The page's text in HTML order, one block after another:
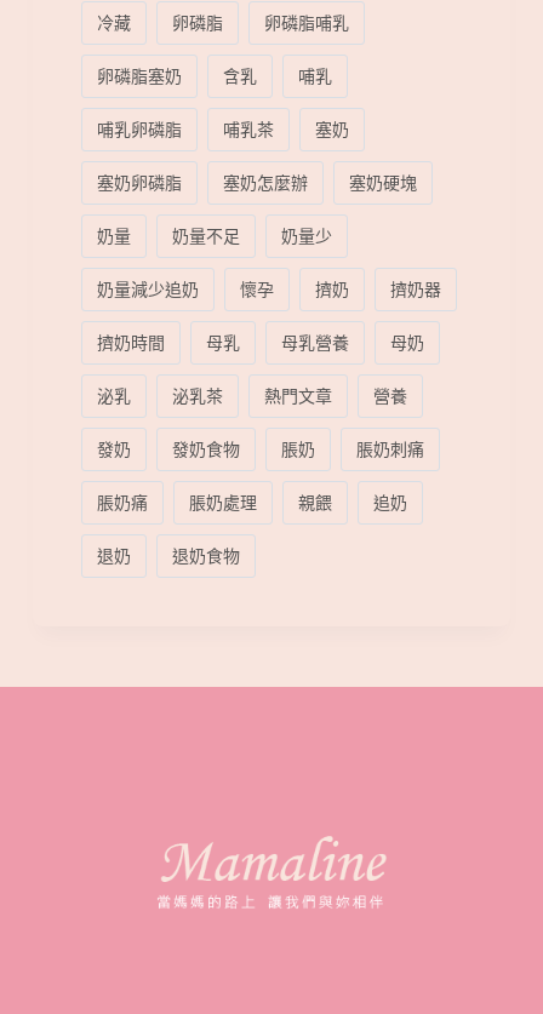
冷藏
卵磷脂
卵磷脂哺乳
卵磷脂塞奶
含乳
哺乳
哺乳卵磷脂
哺乳茶
塞奶
塞奶卵磷脂
塞奶怎麼辦
塞奶硬塊
奶量
奶量不足
奶量少
奶量減少追奶
懷孕 擠奶
擠奶器
擠奶時間
母乳 母乳營養
母奶
泌乳
泌乳茶 熱門文章
營養
發奶
發奶食物 脹奶
脹奶刺痛
脹奶痛
脹奶處理 親餵
追奶
退奶
退奶食物